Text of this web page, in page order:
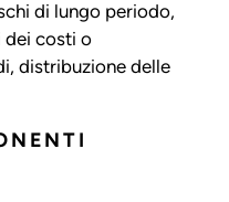
di lungo periodo,
dei costi o
distribuzione delle